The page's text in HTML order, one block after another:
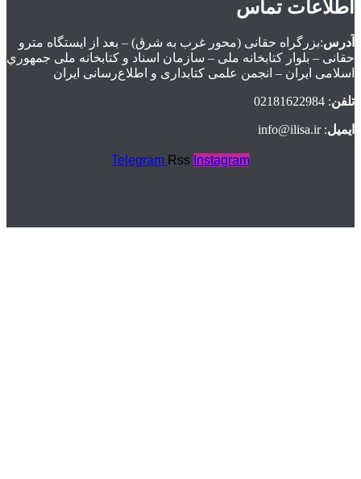
اطلاعات تماس
آدرس:بزرگراه حقانی (محور غرب به شرق) – بعد از ايستگاه مترو
حقانی – بلوار كتابخانه ملی – سازمان اسناد و كتابخانه ملی جمهوري
اسلامی ايران – انجمن علمی کتابداری و اطلاع‌رسانی ایران
تلفن: 02181622984
ایمیل: info@ilisa.ir
Telegram Rss Instagram